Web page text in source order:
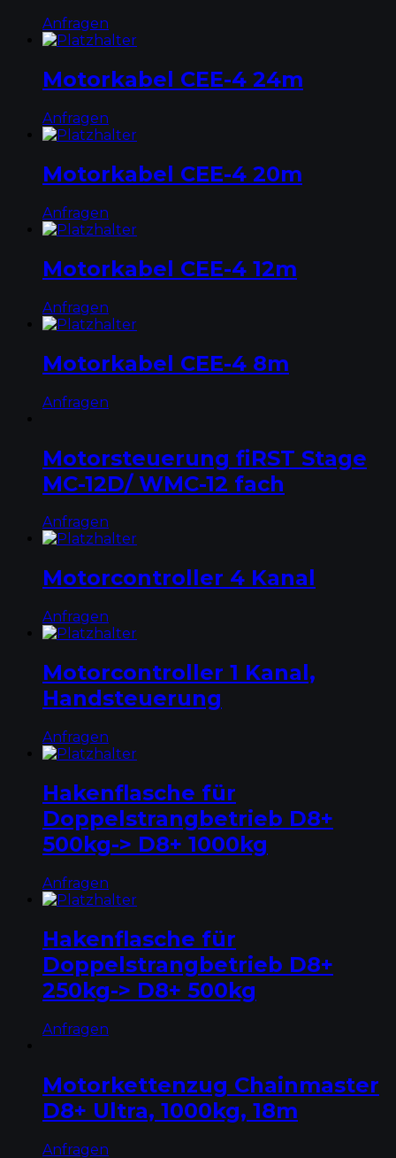
Anfragen
Motorkabel CEE-4 24m
Anfragen
Motorkabel CEE-4 20m
Anfragen
Motorkabel CEE-4 12m
Anfragen
Motorkabel CEE-4 8m
Anfragen
Motorsteuerung fiRST Stage
MC-12D/ WMC-12 fach
Anfragen
Motorcontroller 4 Kanal
Anfragen
Motorcontroller 1 Kanal,
Handsteuerung
Anfragen
Hakenflasche für
Doppelstrangbetrieb D8+
500kg-> D8+ 1000kg
Anfragen
Hakenflasche für
Doppelstrangbetrieb D8+
250kg-> D8+ 500kg
Anfragen
Motorkettenzug Chainmaster
D8+ Ultra, 1000kg, 18m
Anfragen